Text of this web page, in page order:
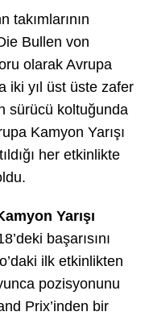
takımlarının
Bullen von
olarak Avrupa
iki yıl üst üste zafer
sürücü koltuğunda
Kamyon Yarışı
her etkinlikte
Yarışı
başarısını
ilk etkinlikten
pozisyonunu
Prix’inden bir